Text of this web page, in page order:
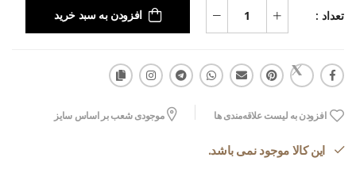
تعداد : افزودن به سبد خرید
افزودن به لیست علاقه‌مندی ها موجودی شعب بر اساس سایز
این کالا موجود نمی باشد.